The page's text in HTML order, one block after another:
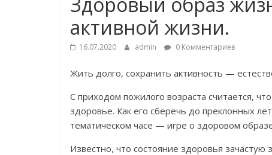
активной жизни.
16.07.2020 admin 0 Комментариев
Жить долго, сохранить активность —
С приходом пожилого возраста считается,
здоровье. Как его сберечь до преклонных
тематическом часе — игре о здоровом
Известно, что состояние здоровья